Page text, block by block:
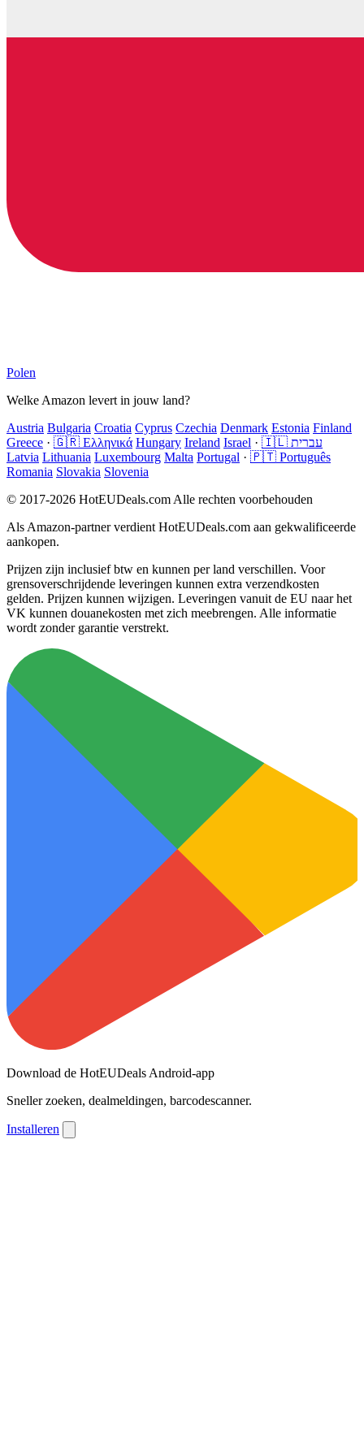
Polen
Welke Amazon levert in jouw land?
Austria Bulgaria Croatia Cyprus Czechia Denmark Estonia Finland
Greece · 🇬🇷 Ελληνικά Hungary Ireland Israel ·
🇮🇱 עברית
Latvia Lithuania Luxembourg Malta Portugal · 🇵🇹 Português
Romania Slovakia Slovenia
© 2017-2026 HotEUDeals.com Alle rechten voorbehouden
Als Amazon-partner verdient HotEUDeals.com aan gekwalificeerde
aankopen.
Prijzen zijn inclusief btw en kunnen per land verschillen. Voor
grensoverschrijdende leveringen kunnen extra verzendkosten
gelden. Prijzen kunnen wijzigen. Leveringen vanuit de EU naar het
VK kunnen douanekosten met zich meebrengen. Alle informatie
wordt zonder garantie verstrekt.
Download de HotEUDeals Android-app
Sneller zoeken, dealmeldingen, barcodescanner.
Installeren